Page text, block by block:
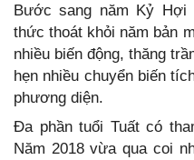
Bước sang năm Kỷ Hợi
thức thoát khỏi năm bản
nhiều biến động, thăng
hẹn nhiều chuyển biến
phương diện.
Đa phần tuổi Tuất có
Năm 2018 vừa qua coi